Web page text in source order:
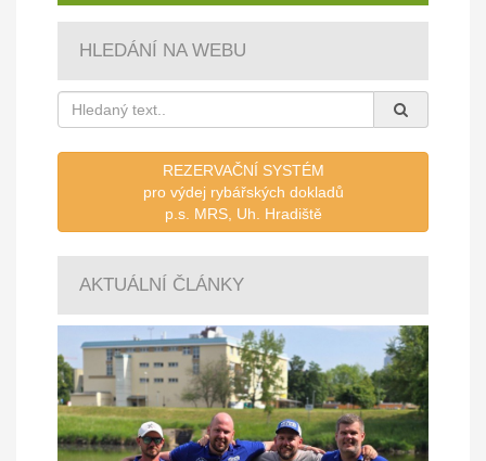
HLEDÁNÍ NA WEBU
REZERVAČNÍ SYSTÉM
pro výdej rybářských dokladů
p.s. MRS, Uh. Hradiště
AKTUÁLNÍ ČLÁNKY